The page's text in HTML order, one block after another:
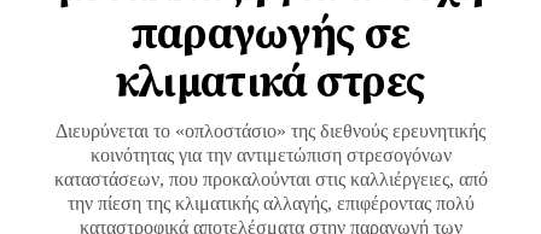
παραγωγής σε
κλιματικά στρες
Διευρύνεται το «οπλοστάσιο» της διεθνούς ερευνητικής
κοινότητας για την αντιμετώπιση στρεσογόνων
καταστάσεων, που προκαλούνται στις καλλιέργειες, από
την πίεση της κλιματικής αλλαγής, επιφέροντας πολύ
καταστροφικά αποτελέσματα στην παραγωγή των